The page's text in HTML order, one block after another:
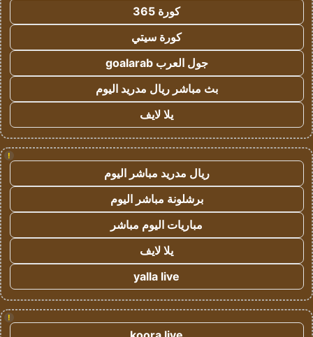
كورة 365
كورة سيتي
جول العرب goalarab
بث مباشر ريال مدريد اليوم
يلا لايف
!
ريال مدريد مباشر اليوم
برشلونة مباشر اليوم
مباريات اليوم مباشر
يلا لايف
yalla live
!